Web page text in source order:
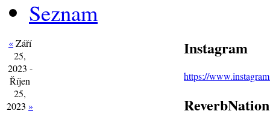
Seznam
«Září
25,
2023 -
Říjen
25,
2023 »
Instagram
https://
ReverbNation